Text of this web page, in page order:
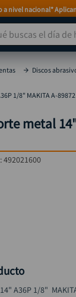
Aplican T&C
el día de hoy?
Discos
1/8" MAKITA A-89872
metal
492021600
A36P 1/8"